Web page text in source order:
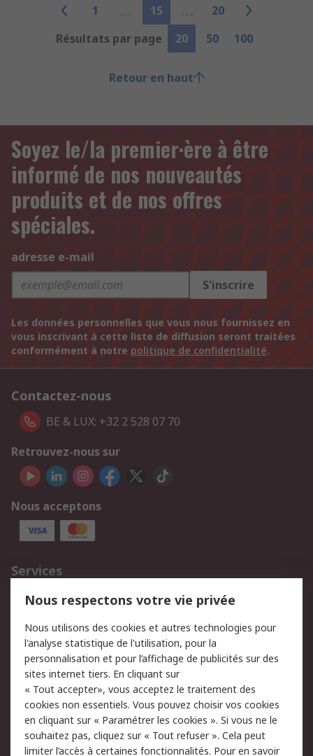
1 15
20
Résultats par page
20 50 100
Retour en haut
Soyez le/la premier·ère à être
informé de nos nouveautés
produits et de nos offres
spéciales.
adresse e-mail
S'inscrire
Les données personnelles que vous nous fournissez en
vous inscrivant à cette liste de diffusion seront traitées
conformément à notre politique de confidentialité.
Contactez-nous
BE & LUX: +32 2 528 07 70
Retrouvez-nous sur
Nous acceptons
Services
750.000 produits
2.500 marques
Retours
Support technique
Track & trace
Legal
Politique de cookies
Sécurité des e-mails
Politique de protection
Conditions générales
Nous respectons votre vie privée
Nous utilisons des cookies et autres technologies pour
l'analyse statistique de l'utilisation, pour la
personnalisation et pour l’affichage de publicités sur des
sites internet tiers. En cliquant sur
« Tout accepter», vous acceptez le traitement des
cookies non essentiels. Vous pouvez choisir vos cookies
en cliquant sur « Paramétrer les cookies ». Si vous ne le
souhaitez pas, cliquez sur « Tout refuser ». Cela peut
limiter l’accès à certaines fonctionnalités. Pour en savoir